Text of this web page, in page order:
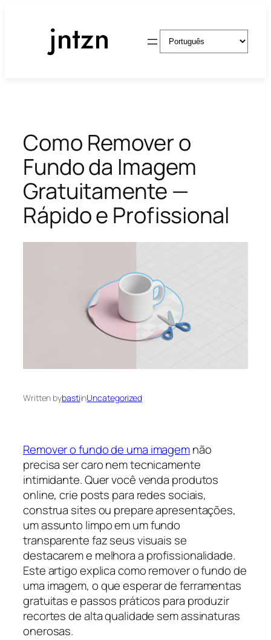
conteúdo
Escolha
um
Como Remover o
Fundo da Imagem
Gratuitamente —
Rápido e Profissional
Written bybastiinUncategorized
Remover o fundo de uma imagemnão
precisa ser caro nem tecnicamente
intimidante. Quer você venda produtos
online, crie posts para redes sociais,
construa sites ou prepare apresentações,
um assunto limpo em um fundo
transparente faz seus visuais se
destacarem e melhora a profissionalidade.
Este artigo explica como remover o fundo de
uma imagem, o que esperar de ferramentas
gratuitas e passos práticos para produzir
recortes de alta qualidade sem assinaturas
onerosas.